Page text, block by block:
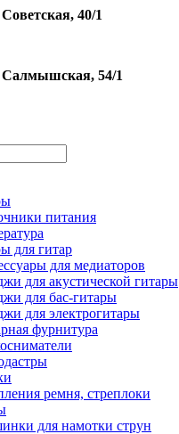
40/1
Салмышская, 54/1
питания
для гитар
для медиаторов
для акустической гитары
для бас-гитары
для электрогитары
фурнитура
ремня, стреплоки
для намотки струн